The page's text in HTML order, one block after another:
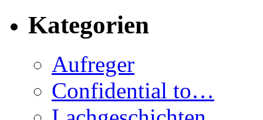
Kategorien
Aufreger
Confidential to…